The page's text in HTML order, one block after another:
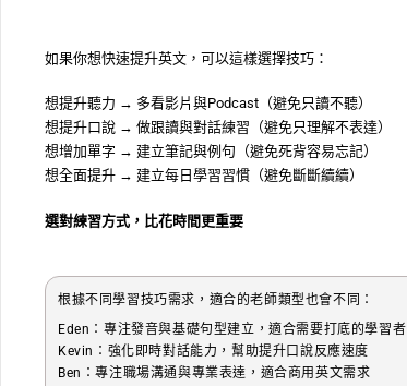
如果你想快速提升英文，可以這樣選擇技巧：
想提升聽力 → 多看影片與Podcast（避免只讀不聽）
想提升口說 → 做跟讀與對話練習（避免只理解不表達）
想增加單字 → 建立筆記與例句（避免死背容易忘記）
想全面提升 → 建立每日學習習慣（避免斷斷續續）
選對練習方式，比花時間更重要
根據不同學習技巧需求，適合的老師類型也會不同：
Eden：專注發音與基礎句型建立，適合需要打底的學習者
Kevin：強化即時對話能力，幫助提升口說反應速度
Ben：專注職場溝通與專業表達，適合商用英文需求